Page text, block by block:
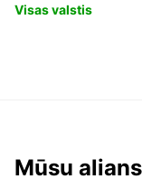
Visas valstis
Mūsu